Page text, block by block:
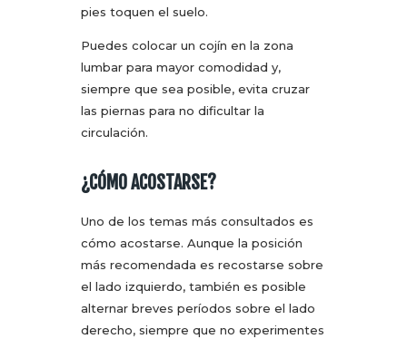
pies toquen el suelo.
Puedes colocar un cojín en la zona
lumbar para mayor comodidad y,
siempre que sea posible, evita cruzar
las piernas para no dificultar la
circulación.
¿CÓMO ACOSTARSE?
Uno de los temas más consultados es
cómo acostarse. Aunque la posición
más recomendada es recostarse sobre
el lado izquierdo, también es posible
alternar breves períodos sobre el lado
derecho, siempre que no experimentes